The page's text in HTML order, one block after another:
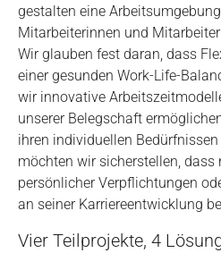
gestalten eine
Mitarbeiterinnen und
Wir glauben fest daran, dass
einer gesunden Work-Life-
wir innovative
unserer Belegschaft
ihren individuellen
möchten wir sicherstellen,
persönlicher Verpflichtungen
an seiner Karriereentwicklung
Vier Teilprojekte, 4